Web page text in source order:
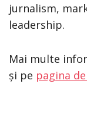
jurnalism,
leadership.
Mai multe
și pe pagina